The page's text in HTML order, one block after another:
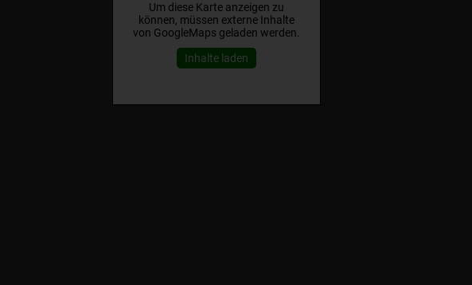
Um diese Karte anzeigen zu
können, müssen externe Inhalte
von GoogleMaps geladen werden.
Inhalte laden